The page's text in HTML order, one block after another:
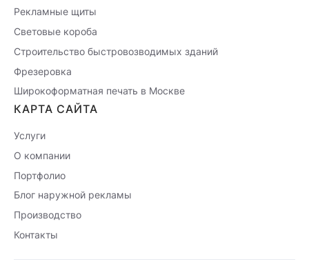
Рекламные щиты
Световые короба
Строительство быстровозводимых зданий
Фрезеровка
Широкоформатная печать в Москве
КАРТА САЙТА
Услуги
О компании
Портфолио
Блог наружной рекламы
Производство
Контакты